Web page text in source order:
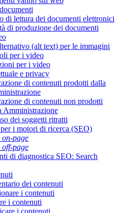
di lettura dei documenti elettronici
di produzione dei documenti
(alt text) per le immagini
per i video
per i video
e privacy
di contenuti prodotti dalla
di contenuti non prodotti
Amministrazione
dei soggetti ritratti
i motori di ricerca (SEO)
on-page
off-page
di diagnostica SEO: Search
dei contenuti
i contenuti
i contenuti
i contenuti